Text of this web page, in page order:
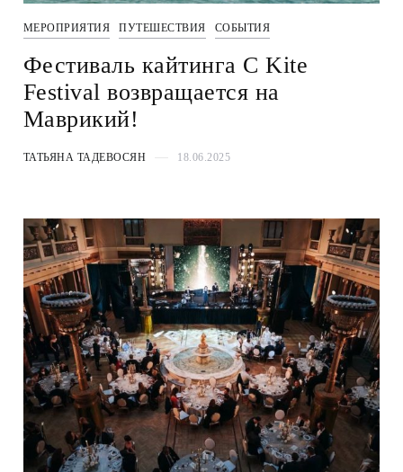
МЕРОПРИЯТИЯ ПУТЕШЕСТВИЯ СОБЫТИЯ
Фестиваль кайтинга C Kite
Festival возвращается на
Маврикий!
ТАТЬЯНА ТАДЕВОСЯН 18.06.2025